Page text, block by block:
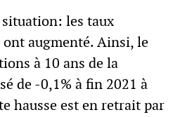
situation: les taux
augmenté. Ainsi, le
à 10 ans de la
de -0,1% à fin 2021 à
hausse est en retrait par